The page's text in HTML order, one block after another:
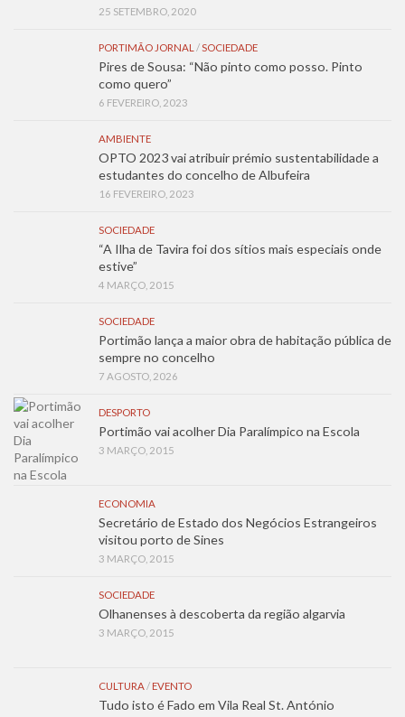
25 SETEMBRO, 2020
PORTIMÃO JORNAL /SOCIEDADE
Pires de Sousa: “Não pinto como posso. Pinto
como quero”
6 FEVEREIRO, 2023
AMBIENTE
OPTO 2023 vai atribuir prémio sustentabilidade a
estudantes do concelho de Albufeira
16 FEVEREIRO, 2023
SOCIEDADE
“A Ilha de Tavira foi dos sítios mais especiais onde
estive”
4 MARÇO, 2015
SOCIEDADE
Portimão lança a maior obra de habitação pública de
sempre no concelho
7 AGOSTO, 2026
DESPORTO
Portimão vai acolher Dia Paralímpico na Escola
3 MARÇO, 2015
ECONOMIA
Secretário de Estado dos Negócios Estrangeiros
visitou porto de Sines
3 MARÇO, 2015
SOCIEDADE
Olhanenses à descoberta da região algarvia
3 MARÇO, 2015
CULTURA/ EVENTO
Tudo isto é Fado em Vila Real St. António